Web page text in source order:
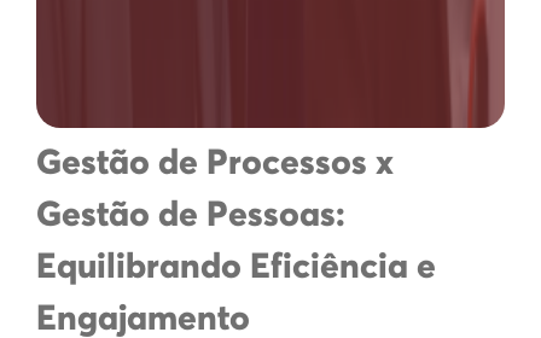
Gestão de Processos x
Gestão de Pessoas:
Equilibrando Eficiência e
Engajamento